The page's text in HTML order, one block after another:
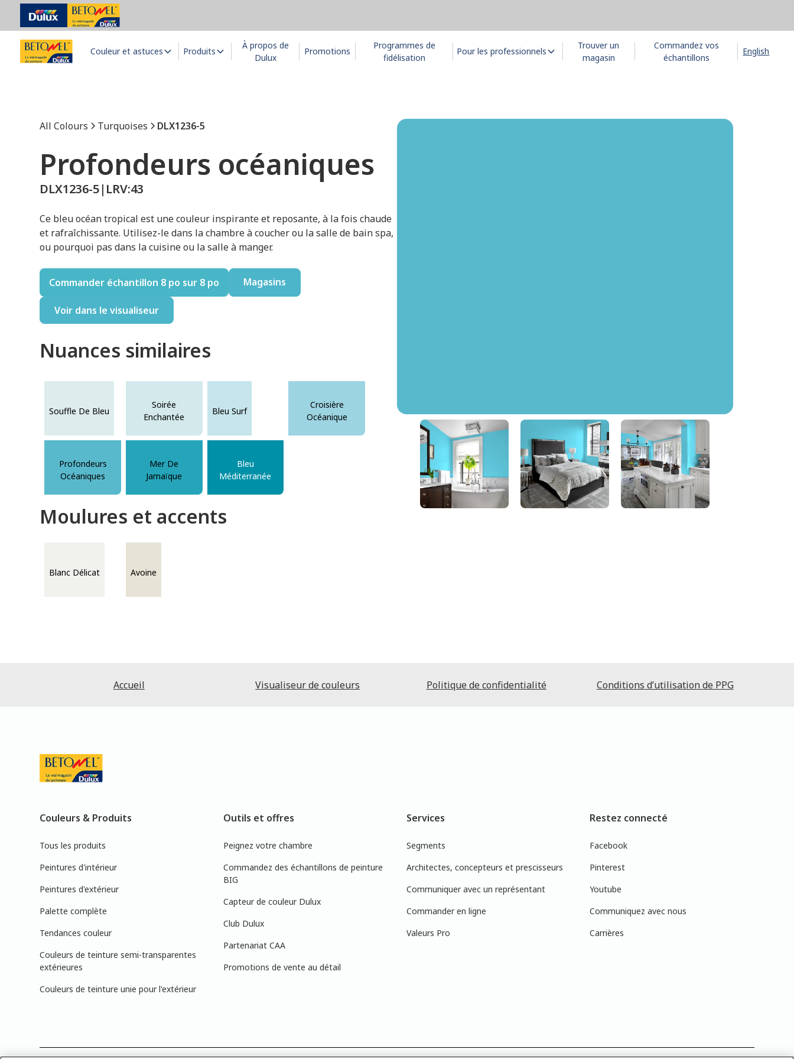
Couleur et astuces Produits
À propos de
Dulux
Promotions
Programmes de
fidélisation
Pour les professionnels
Trouver un
magasin
Commandez vos
échantillons
English
All Colours Turquoises DLX1236-5
Profondeurs océaniques
DLX1236-5| LRV:43
Ce bleu océan tropical est une couleur inspirante et reposante, à la fois chaude
et rafraîchissante. Utilisez-le dans la chambre à coucher ou la salle de bain spa,
ou pourquoi pas dans la cuisine ou la salle à manger.
Commander échantillon 8 po sur 8 po Magasins
Voir dans le visualiseur
Nuances similaires
Souffle De Bleu
Soirée
Enchantée
Bleu Surf
Croisière
Océanique
Profondeurs
Océaniques
Mer De
Jamaïque
Bleu
Méditerranée
Moulures et accents
Blanc Délicat Avoine
Profondeurs Océaniques
DLX1236-5
Accueil Visualiseur de couleurs Politique de confidentialité Conditions d’utilisation de PPG
Couleurs & Produits
Tous les produits
Peintures d'intérieur
Peintures d'extérieur
Palette complète
Tendances couleur
Couleurs de teinture semi-transparentes
extérieures
Couleurs de teinture unie pour l'extérieur
Outils et offres
Peignez votre chambre
Commandez des échantillons de peinture
BIG
Capteur de couleur Dulux
Club Dulux
Partenariat CAA
Promotions de vente au détail
Services
Segments
Architectes, concepteurs et prescisseurs
Communiquer avec un représentant
Commander en ligne
Valeurs Pro
Restez connecté
Facebook
Pinterest
Youtube
Communiquez avec nous
Carrières